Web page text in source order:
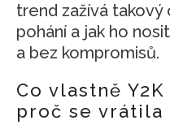
trend zažívá takový
pohání a jak ho
a bez kompromisů.
Co vlastně
proč se vrátila